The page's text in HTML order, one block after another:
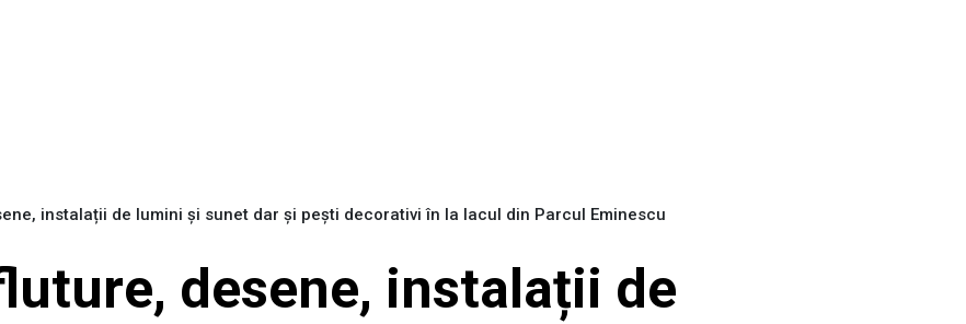
instalații de lumini și sunet dar și pești decorativi în la lacul din Parcul Eminescu
desene, instalații de